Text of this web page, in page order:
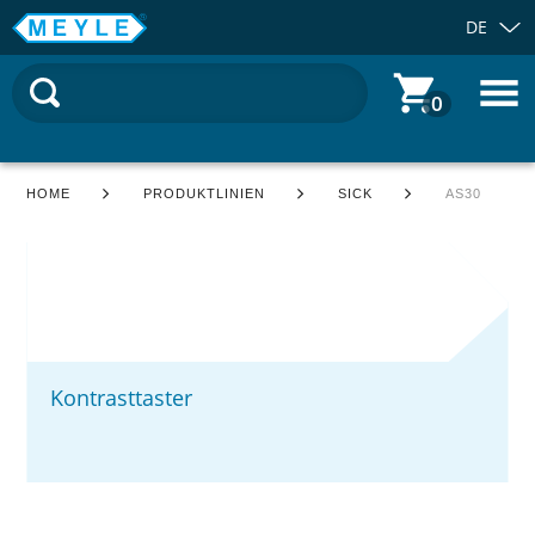
DE
0
HOME PRODUKTLINIEN SICK AS30
Kontrasttaster